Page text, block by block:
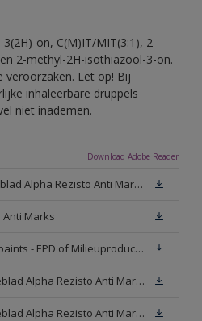
on, C(M)IT/MIT(3:1), 2-
2-methyl-2H-isothiazool-3-on.
veroorzaken. Let op! Bij
inhaleerbare druppels
niet inademen.
Download Adobe Reader
Technisch Informatieblad Alpha Rezisto Anti Marks (PDF)
Marks
Sikkens Interior Wallpaints - EPD of Milieuproductverklaring
Veiligheidsinformatieblad Alpha Rezisto Anti Marks Mat White W05 (MSDS)
Veiligheidsinformatieblad Alpha Rezisto Anti Marks Mat N00 (MSDS)